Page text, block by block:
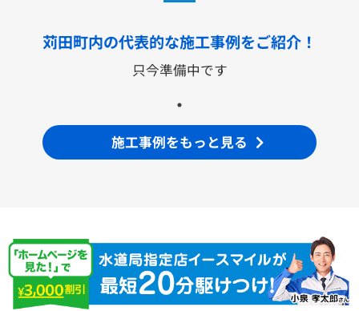
洗面化粧台用水栓金具
TLHG30ERZ TLN32TEFR
TLG05301J
洗濯機用水栓金具
TBV03401J1 TBV03401Z1 TBV03423J1 TBV03423Z1
洗面化粧台
苅田町内の代表的な施工事例をご紹介！
只今準備中です
施工事例をもっと見る